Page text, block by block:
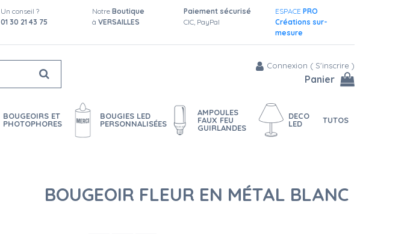
Un conseil ?
01 30 21 43 75
Notre Boutique
à VERSAILLES
Paiement sécurisé
CIC, PayPal
ESPACE PRO
Créations sur-
mesure
Connexion ( S'inscrire )
Panier
BOUGEOIRS ET
PHOTOPHORES
BOUGIES LED
PERSONNALISÉES
AMPOULES
FAUX FEU
GUIRLANDES
DECO
LED
TUTOS
BOUGEOIR FLEUR EN MÉTAL BLANC